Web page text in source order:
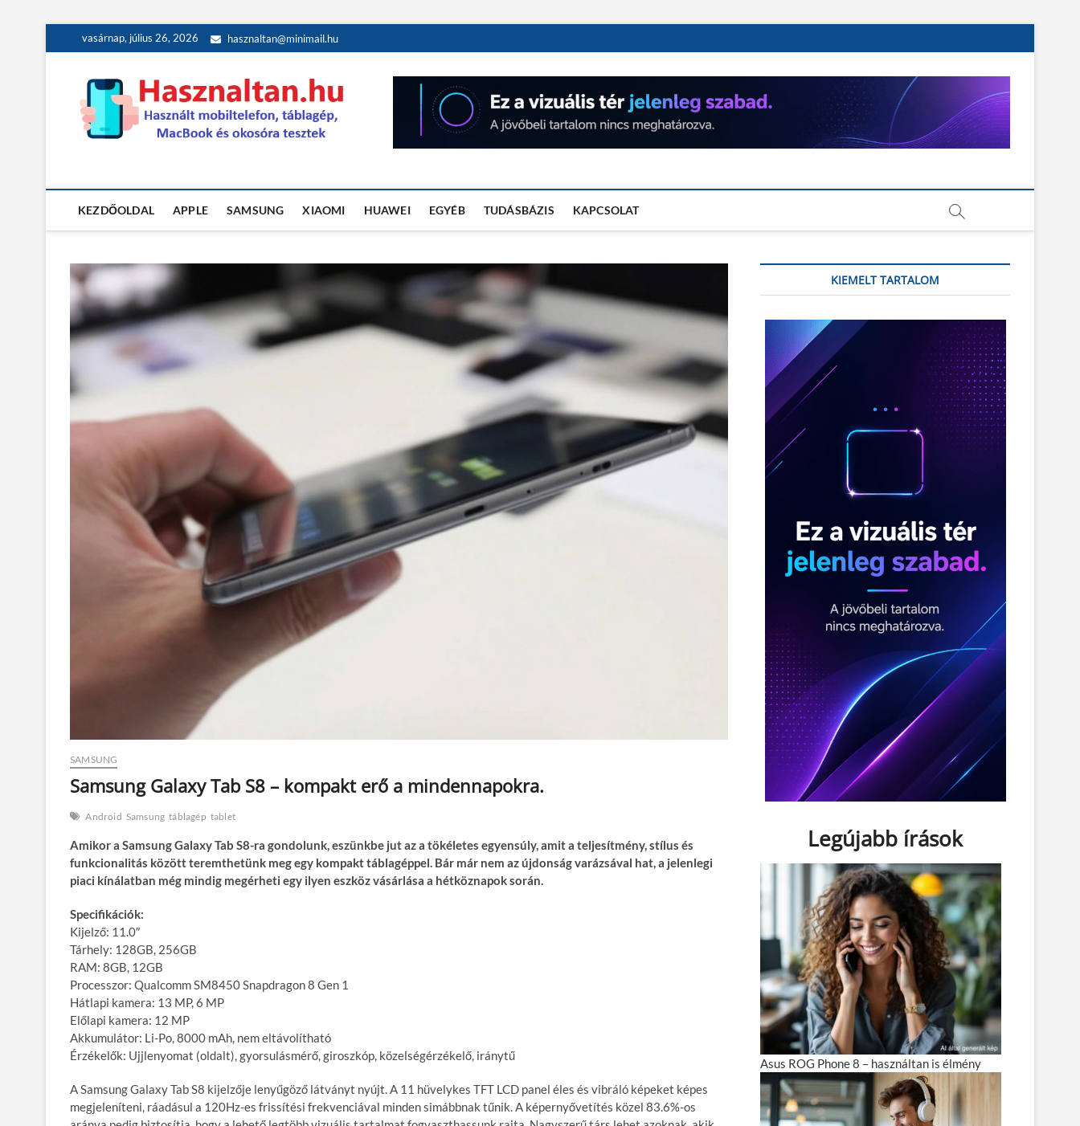
to
vasárnap, július 26, 2026 hasznaltan@minimail.hu
KEZDŐOLDAL APPLE SAMSUNG XIAOMI HUAWEI EGYÉB TUDÁSBÁZIS KAPCSOLAT
SAMSUNG
Samsung Galaxy Tab S8 – kompakt erő a mindennapokra.
Android Samsung táblagép tablet
Amikor a Samsung Galaxy Tab S8-ra gondolunk, eszünkbe jut az a tökéletes egyensúly, amit a teljesítmény, stílus és
funkcionalitás között teremthetünk meg egy kompakt táblagéppel. Bár már nem az újdonság varázsával hat, a jelenlegi
piaci kínálatban még mindig megérheti egy ilyen eszköz vásárlása a hétköznapok során.
Specifikációk:
Kijelző: 11.0″
Tárhely: 128GB, 256GB
RAM: 8GB, 12GB
Processzor: Qualcomm SM8450 Snapdragon 8 Gen 1
Hátlapi kamera: 13 MP, 6 MP
Előlapi kamera: 12 MP
Akkumulátor: Li-Po, 8000 mAh, nem eltávolítható
Érzékelők: Ujjlenyomat (oldalt), gyorsulásmérő, giroszkóp, közelségérzékelő, iránytű
A Samsung Galaxy Tab S8 kijelzője lenyűgöző látványt nyújt. A 11 hüvelykes TFT LCD panel éles és vibráló képeket képes
megjeleníteni, ráadásul a 120Hz-es frissítési frekvenciával minden simábbnak tűnik. A képernyővetítés közel 83.6%-os
KIEMELT TARTALOM
Legújabb írások
Asus ROG Phone 8 – használtan is élmény